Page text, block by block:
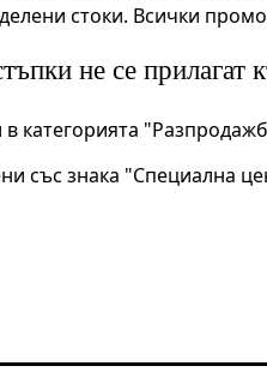
стоки. Всички
не се прилагат
категорията
със знака "Специална